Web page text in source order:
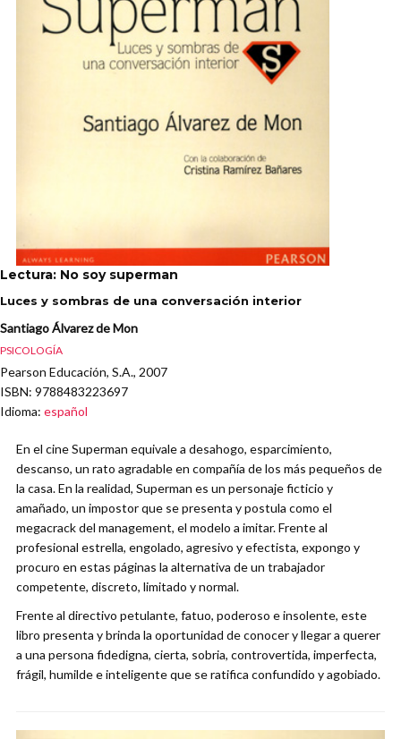
Lectura: No soy superman
Luces y sombras de una conversación interior
Santiago Álvarez de Mon
PSICOLOGÍA
Pearson Educación, S.A., 2007
ISBN: 9788483223697
Idioma: español
En el cine Superman equivale a desahogo, esparcimiento,
descanso, un rato agradable en compañía de los más pequeños de
la casa. En la realidad, Superman es un personaje ficticio y
amañado, un impostor que se presenta y postula como el
megacrack del management, el modelo a imitar. Frente al
profesional estrella, engolado, agresivo y efectista, expongo y
procuro en estas páginas la alternativa de un trabajador
competente, discreto, limitado y normal.
Frente al directivo petulante, fatuo, poderoso e insolente, este
libro presenta y brinda la oportunidad de conocer y llegar a querer
a una persona fidedigna, cierta, sobria, controvertida, imperfecta,
frágil, humilde e inteligente que se ratifica confundido y agobiado.